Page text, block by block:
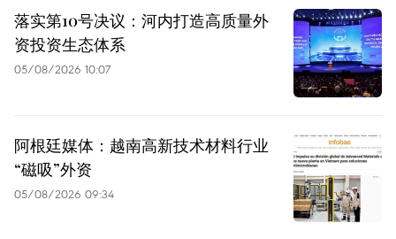
落实第10号决议：河内打造高质量外
资投资生态体系
05/08/2026 10:07
阿根廷媒体：越南高新技术材料行业
“磁吸”外资
05/08/2026 09:34